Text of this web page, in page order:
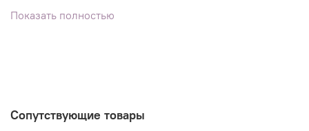
Показать полностью
Сопутствующие товары